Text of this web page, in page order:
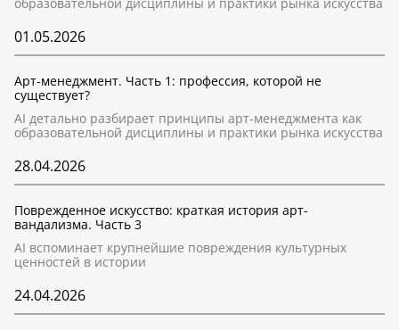
01.05.2026
Арт-менеджмент. Часть 1: профессия, которой не
существует?
AI детально разбирает принципы арт-менеджмента как
образовательной дисциплины и практики рынка искусства
28.04.2026
Поврежденное искусство: краткая история арт-
вандализма. Часть 3
AI вспоминает крупнейшие повреждения культурных
ценностей в истории
24.04.2026